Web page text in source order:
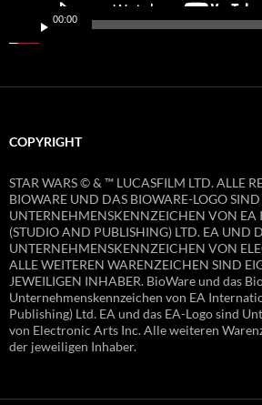
00:00
COPYRIGHT
STAR WARS © & ™ LUCASFILM LTD. ALLE
BIOWARE UND DAS BIOWARE-LOGO SIND
UNTERNEHMENSKENNZEICHEN VON EA
(STUDIO AND PUBLISHING) LTD. EA UND
UNTERNEHMENSKENNZEICHEN VON
ALLE WEITEREN WARENZEICHEN SIND
JEWEILIGEN INHABER. BioWare und das
Unternehmenskennzeichen von EA
Publishing) Ltd. EA und das EA-Logo sind
von Electronic Arts Inc. Alle weiteren
der jeweiligen Inhaber.